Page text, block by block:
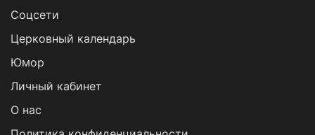
Cоцсети
Церковный календарь
Юмор
Личный кабинет
О нас